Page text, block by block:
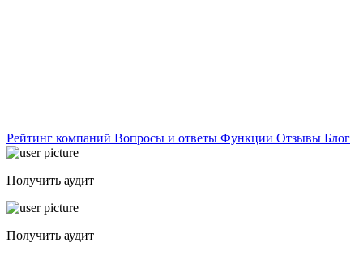
Рейтинг компаний Вопросы и ответы Функции Отзывы Блог
Получить аудит
Получить аудит